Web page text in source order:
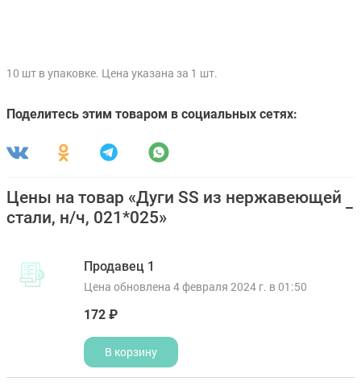
10 шт в упаковке. Цена указана за 1 шт.
Поделитесь этим товаром в социальных сетях:
Цены на товар «Дуги SS из нержавеющей
стали, н/ч, 021*025»
Продавец 1
Цена обновлена 4 февраля 2024 г. в 01:50
172 ₽
В корзину